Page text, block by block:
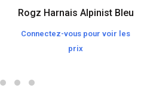
Rogz Harnais Alpinist Bleu
Connectez-vous pour voir les
prix